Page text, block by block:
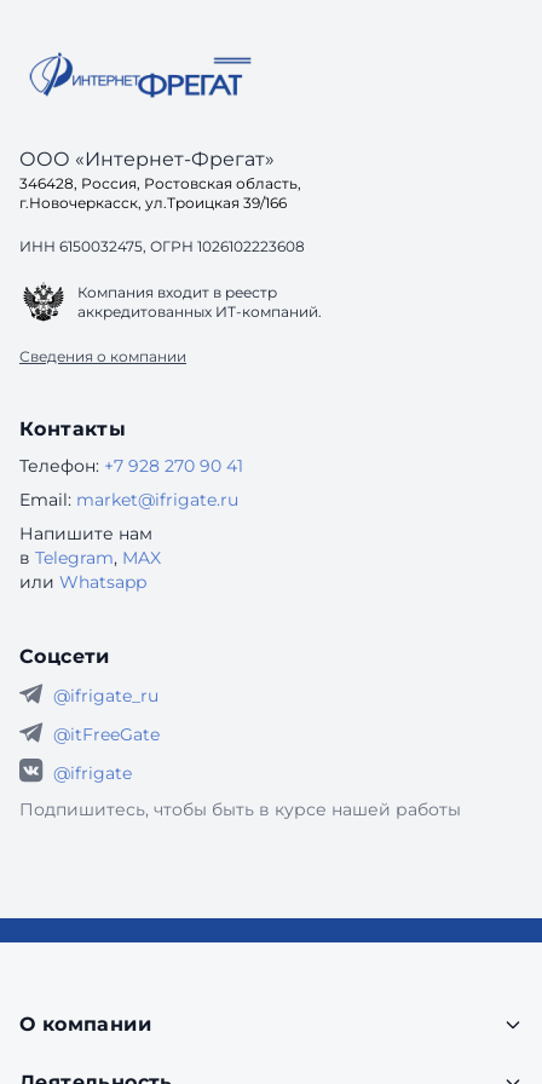
подрядчик будет работать вслепую. 2.
Ак
ООО «Интернет-Фрегат»
346428, Россия, Ростовская область,
г.Новочеркасск, ул.Троицкая 39/166
ИНН 6150032475, ОГРН 1026102223608
Компания входит в реестр
аккредитованных ИТ-компаний.
Сведения о компании
Контакты
Телефон: +7 928 270 90 41
Email: market@ifrigate.ru
Напишите нам
в Telegram, MAX
или Whatsapp
Соцсети
@ifrigate_ru
@itFreeGate
@ifrigate
Подпишитесь, чтобы быть в курсе нашей работы
О компании